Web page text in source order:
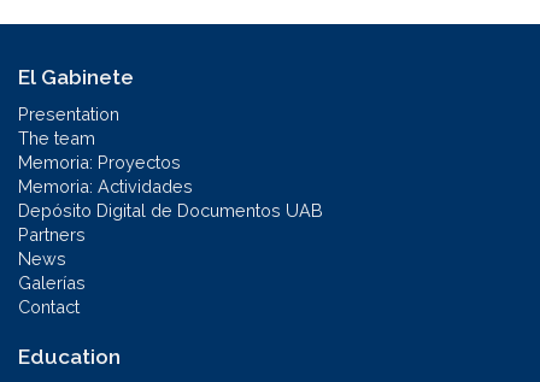
El Gabinete
Presentation
The team
Memoria: Proyectos
Memoria: Actividades
Depósito Digital de Documentos UAB
Partners
News
Galerías
Contact
Education